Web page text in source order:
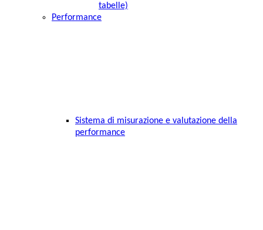
tabelle)
Performance
Sistema di misurazione e valutazione della
performance